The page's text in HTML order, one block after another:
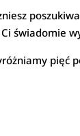
świadomie
pięć